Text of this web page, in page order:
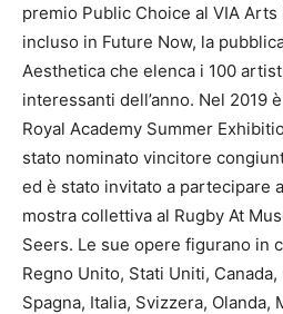
premio Public Choice al VIA
incluso in Future Now, la
Aesthetica che elenca i 100
interessanti dell’anno. Nel 2019
Royal Academy Summer
stato nominato vincitore
ed è stato invitato a partecipare
mostra collettiva al Rugby At
Seers. Le sue opere figurano in
Regno Unito, Stati Uniti,
Spagna, Italia, Svizzera, Olanda,